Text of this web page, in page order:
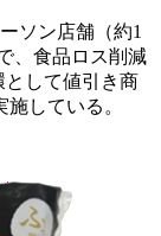
ソン店舗（約1
、食品ロス削減
として値引き商
している。